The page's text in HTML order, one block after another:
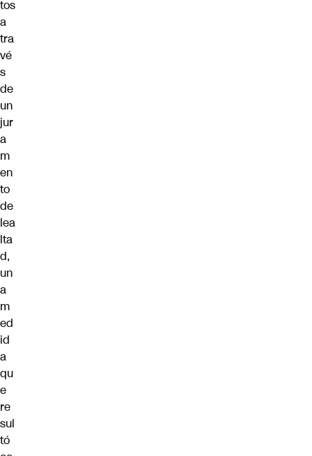
tos
a
tra
vé
s
de
un
jur
a
m
en
to
de
lea
lta
d,
un
a
m
ed
id
a
qu
e
re
sul
tó